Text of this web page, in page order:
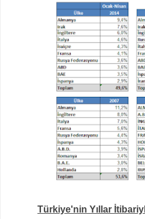
Türkiye'nin Yıllar